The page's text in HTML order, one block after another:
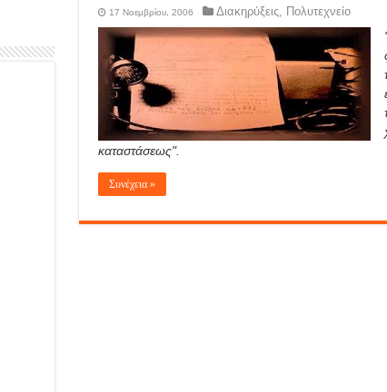
17 Νοεμβρίου, 2006 Διακηρύξεις, Πολυτεχνείο
καταστάσεως".
Συνέχεια »